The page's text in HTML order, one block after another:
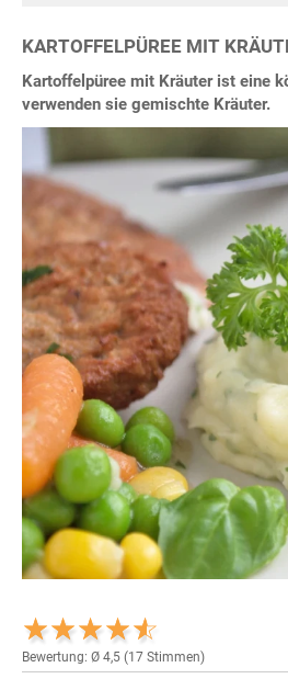
KARTOFFELPÜREE MIT
Kartoffelpüree mit Kräuter ist eine
verwenden sie gemischte Kräuter.
Bewertung: Ø 4,5 (17 Stimmen)